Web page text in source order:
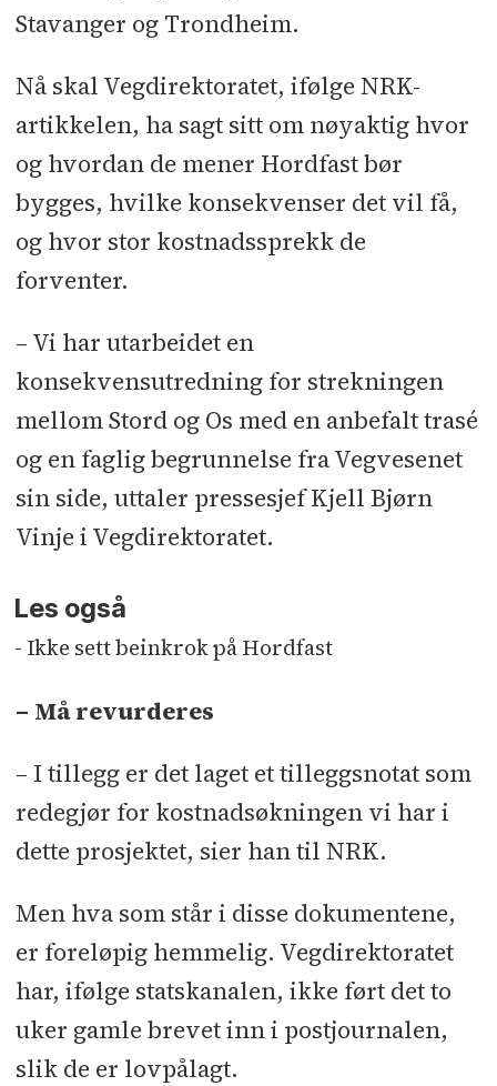
Stavanger og Trondheim.
Nå skal Vegdirektoratet, ifølge NRK-
artikkelen, ha sagt sitt om nøyaktig hvor
og hvordan de mener Hordfast bør
bygges, hvilke konsekvenser det vil få,
og hvor stor kostnadssprekk de
forventer.
– Vi har utarbeidet en
konsekvensutredning for strekningen
mellom Stord og Os med en anbefalt trasé
og en faglig begrunnelse fra Vegvesenet
sin side, uttaler pressesjef Kjell Bjørn
Vinje i Vegdirektoratet.
Les også
- Ikke sett beinkrok på Hordfast
– Må revurderes
– I tillegg er det laget et tilleggsnotat som
redegjør for kostnadsøkningen vi har i
dette prosjektet, sier han til NRK.
Men hva som står i disse dokumentene,
er foreløpig hemmelig. Vegdirektoratet
har, ifølge statskanalen, ikke ført det to
uker gamle brevet inn i postjournalen,
slik de er lovpålagt.